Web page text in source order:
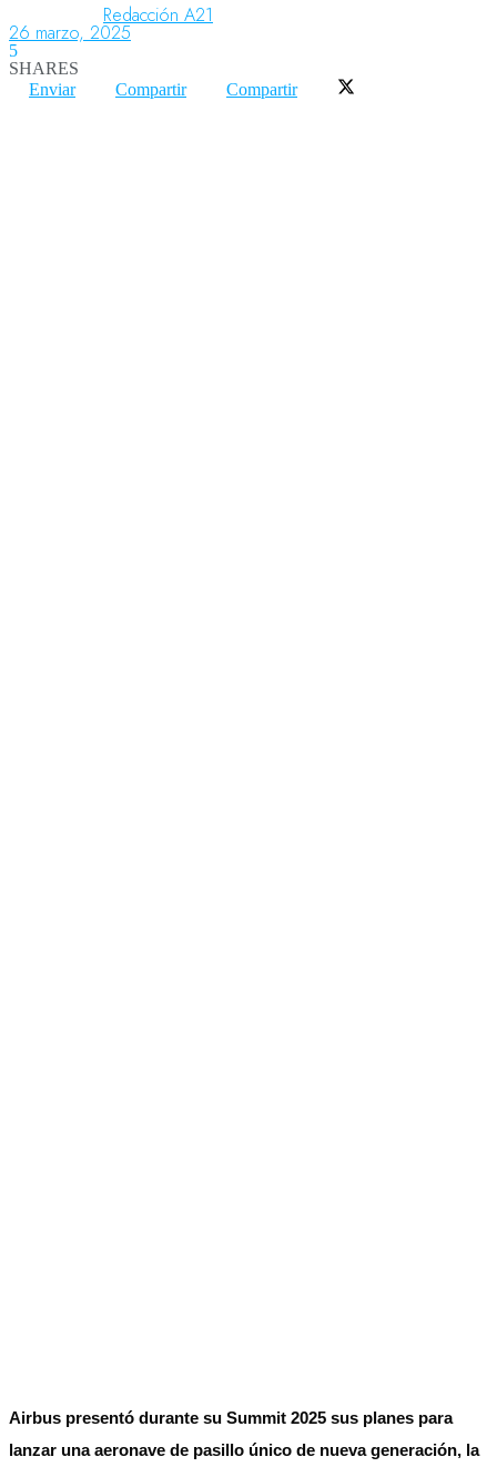
Redacción A21
26 marzo, 2025
5
SHARES
Enviar
Compartir Compartir
Airbus presentó durante su Summit 2025 sus planes para
lanzar una aeronave de pasillo único de nueva generación, la